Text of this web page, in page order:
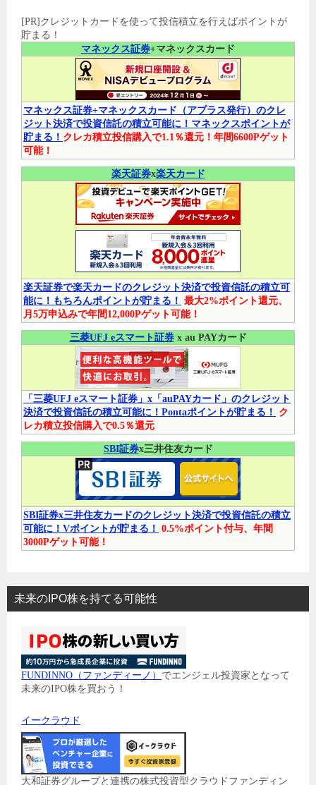
[PR]クレジットカードを使って投信積立を行えばポイントが
貯まる！
マネックス証券+マネックスカード
マネックス証券+マネックスカード（アプラス発行）のクレ
ジット決済で投資信託の積立可能に！マネックスポイントが
貯まる！ クレカ積立投信購入で1.1％還元！年間6600Pゲット
可能！
楽天証券x楽天カード
楽天証券で楽天カードのクレジット決済で投資信託の積立可
能に！もちろんポイントが貯まる！ 最大2%ポイント還元、
月5万申込みで年間12,000Pゲット可能！
三菱UFJ eスマート証券x au PAYカード
「三菱UFJ eスマート証券」x「auPAYカード」のクレジット
決済で投資信託の積立可能に！Pontaポイントが貯まる！
ク
レカ積立投信購入で0.5％還元
SBI証券x三井住友カード
SBI証券x三井住友カードのクレジット決済で投資信託の積立
可能に！Vポイントが貯まる！ 0.5%ポイント付与、年間
3000Pゲット可能！
未来のIPO株を持てる可能性
FUNDINNO（ファンディーノ） でエンジェル投資家となって
未来のIPO株を買おう！
イークラウド
大和証券グループと連携の株式投資型クラウドファンディン